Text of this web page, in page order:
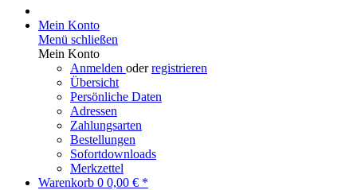
Mein Konto
Menü schließen
Mein Konto
Anmelden oderregistrieren
Übersicht
Persönliche Daten
Adressen
Zahlungsarten
Bestellungen
Sofortdownloads
Merkzettel
Warenkorb 0 0,00 € *